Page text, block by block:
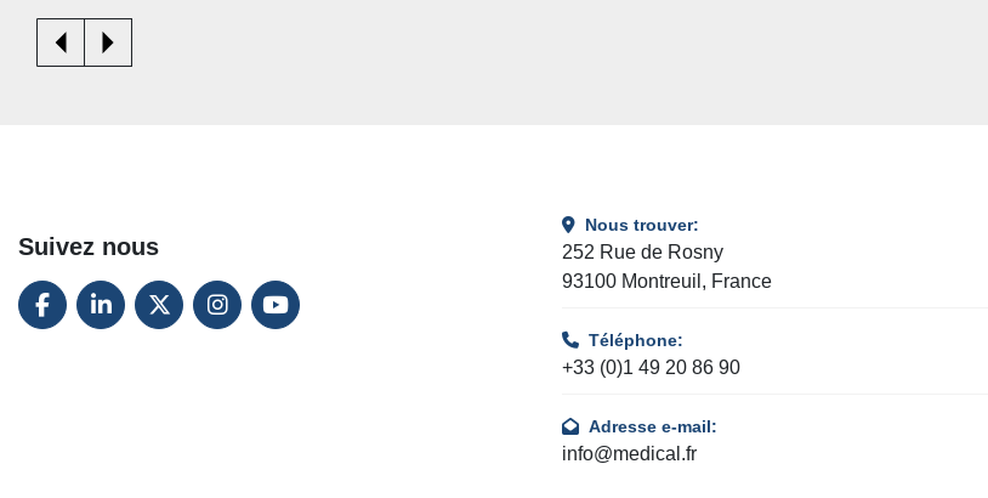
Suivez nous
FACEBOOK
LINKEDINTWITTERINSTAGRAM
YOUTUBE
Nous trouver:
252 Rue de Rosny
93100 Montreuil, France
Téléphone:
+33 (0)1 49 20 86 90
Adresse e-mail:
info@medical.fr